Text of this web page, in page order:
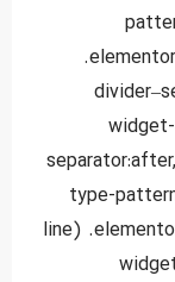
type-
line)